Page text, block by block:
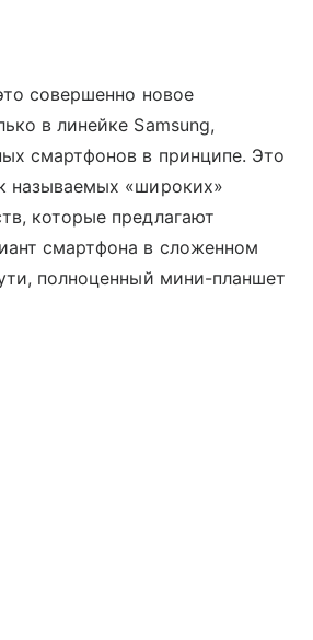
совершенно новое
в линейке Samsung,
смартфонов в принципе. Это
называемых «широких»
которые предлагают
смартфона в сложенном
полноценный мини-планшет